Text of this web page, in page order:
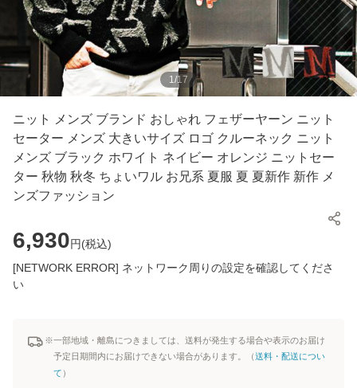
1/17
ニット メンズ ブランド おしゃれ フェザーヤーン ニット
セーター メンズ 大きいサイズ ロゴ クルーネック ニット
メンズ ブラック ホワイト ネイビー オレンジ ニットセー
ター 秋物 秋冬 ちょいワル お兄系 夏服 夏 夏新作 新作 メ
ンズファッション
6,930円(税込)
[NETWORK ERROR] ネットワーク周りの設定を確認してくださ
い
※一部地域・離島につきましては、送料が発生する場合や表示のお届け
予定日期間内にお届けできない場合があります。（送料・配送につい
て ）